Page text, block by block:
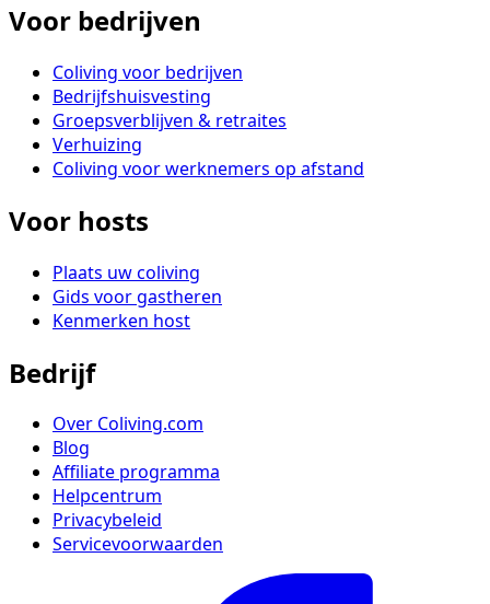
Voor bedrijven
Coliving voor bedrijven
Bedrijfshuisvesting
Groepsverblijven & retraites
Verhuizing
Coliving voor werknemers op afstand
Voor hosts
Plaats uw coliving
Gids voor gastheren
Kenmerken host
Bedrijf
Over Coliving.com
Blog
Affiliate programma
Helpcentrum
Privacybeleid
Servicevoorwaarden